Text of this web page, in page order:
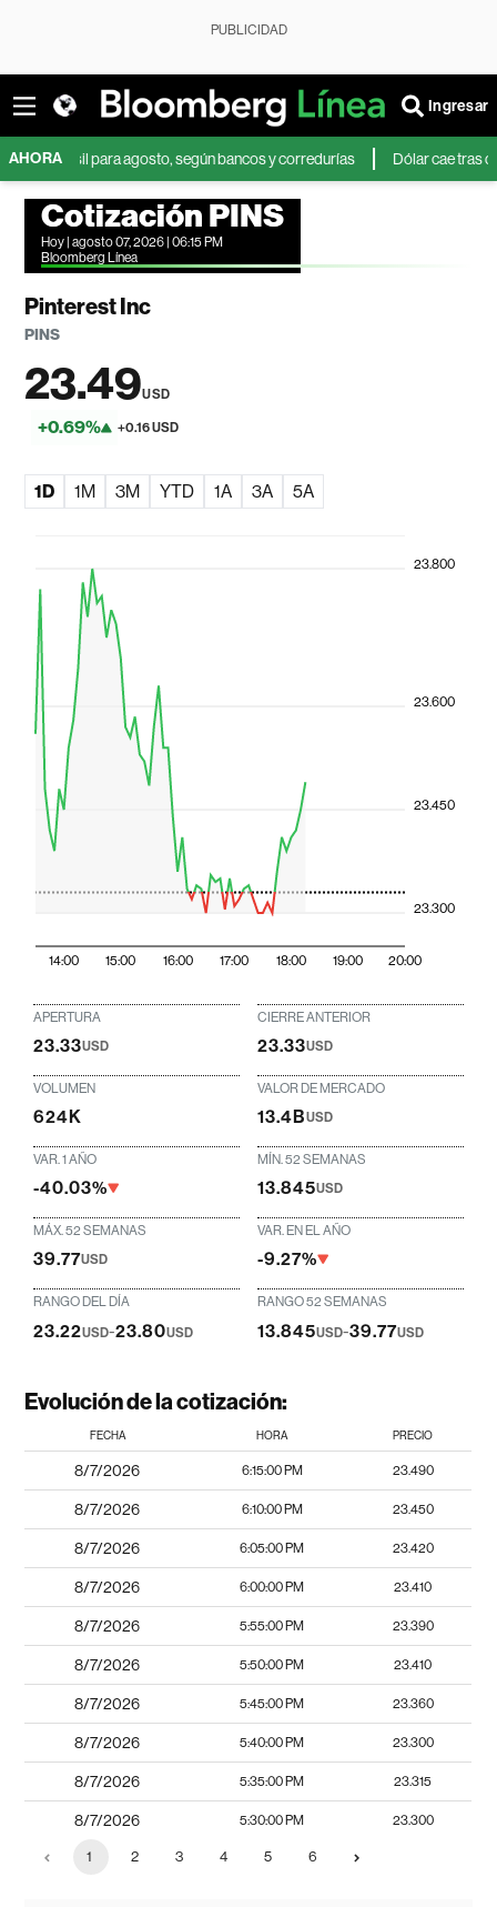
PUBLICIDAD
Ingresar
AHORApara agosto, según bancos y corredurías Dólar cae tras débil dato
Cotización PINS
Hoy | agosto 07, 2026 | 06:15 PM
Bloomberg Línea
Pinterest Inc
PINS
23.49USD
+0.69% +0.16 USD
1D 1M 3M YTD 1A 3A 5A
14:00 15:00 16:00 17:00 18:00 19:00 20:00
23.300
23.450
23.600
23.800
APERTURA
23.33USD
CIERRE ANTERIOR
23.33USD
VOLUMEN
624K
VALOR DE MERCADO
13.4BUSD
VAR. 1 AÑO
-40.03%
MÍN. 52 SEMANAS
13.845USD
MÁX. 52 SEMANAS
39.77USD
VAR. EN EL AÑO
-9.27%
RANGO DEL DÍA
23.22USD-23.80USD
RANGO 52 SEMANAS
13.845USD-39.77USD
Evolución de la cotización:
FECHA HORA PRECIO
8/7/2026 6:15:00 PM 23.490
8/7/2026 6:10:00 PM 23.450
8/7/2026 6:05:00 PM 23.420
8/7/2026 6:00:00 PM 23.410
8/7/2026 5:55:00 PM 23.390
8/7/2026 5:50:00 PM 23.410
8/7/2026 5:45:00 PM 23.360
8/7/2026 5:40:00 PM 23.300
8/7/2026 5:35:00 PM 23.315
8/7/2026 5:30:00 PM 23.300
1 2 3 4 5 6